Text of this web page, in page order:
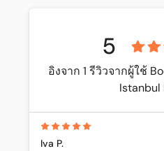
5
อิงจาก 1 รีวิวจากผู้ใช้
Istanbul
Iva P.